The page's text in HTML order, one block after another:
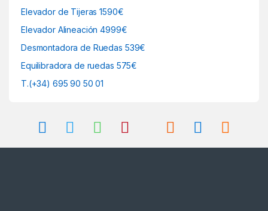
Elevador de Tijeras 1590€
Elevador Alineación 4999€
Desmontadora de Ruedas 539€
Equilibradora de ruedas 575€
T.(+34) 695 90 50 01